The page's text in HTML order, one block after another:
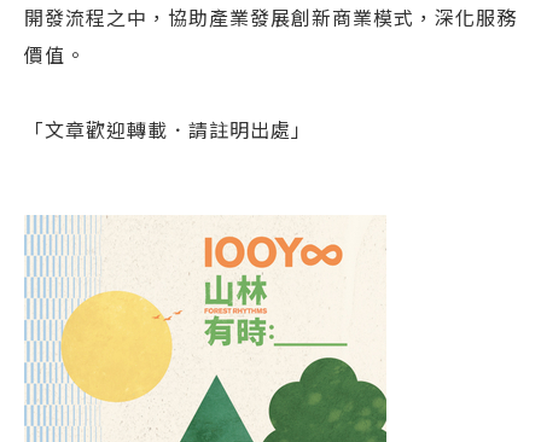
開發流程之中，協助產業發展創新商業模式，深化服務
價值。
「文章歡迎轉載．請註明出處」